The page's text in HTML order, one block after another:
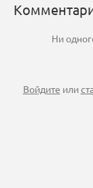
Ни
Войдите или